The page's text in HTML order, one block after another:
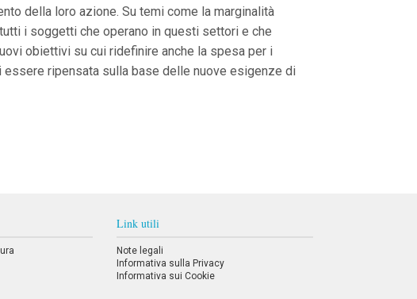
della loro azione. Su temi come la marginalità
i soggetti che operano in questi settori e che
obiettivi su cui ridefinire anche la spesa per i
ripensata sulla base delle nuove esigenze di
Link utili
Note legali
Informativa sulla Privacy
Informativa sui Cookie